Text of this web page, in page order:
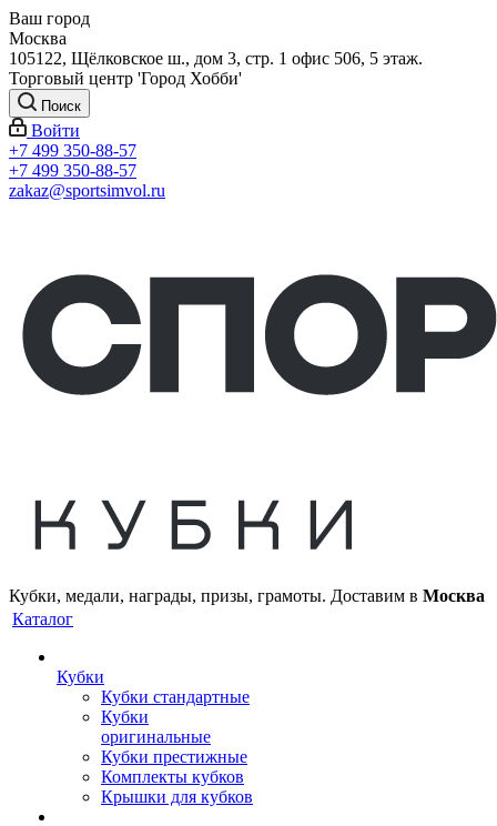
Ваш город
Москва
105122, Щёлковское ш., дом 3, стр. 1 офис 506, 5 этаж.
Торговый центр 'Город Хобби'
Поиск
Войти
+7 499 350-88-57
+7 499 350-88-57
zakaz@sportsimvol.ru
Кубки, медали, награды, призы, грамоты. Доставим в Москва
Каталог
Кубки
Кубки стандартные
Кубки
оригинальные
Кубки престижные
Комплекты кубков
Крышки для кубков